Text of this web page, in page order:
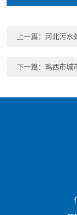
上一篇：河北污水
下一篇：鸡西市城